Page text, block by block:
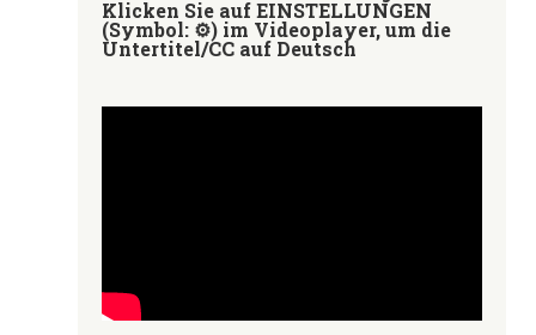
Klicken Sie auf EINSTELLUNGEN
(Symbol: ⚙) im Videoplayer, um die
Untertitel/CC auf Deutsch